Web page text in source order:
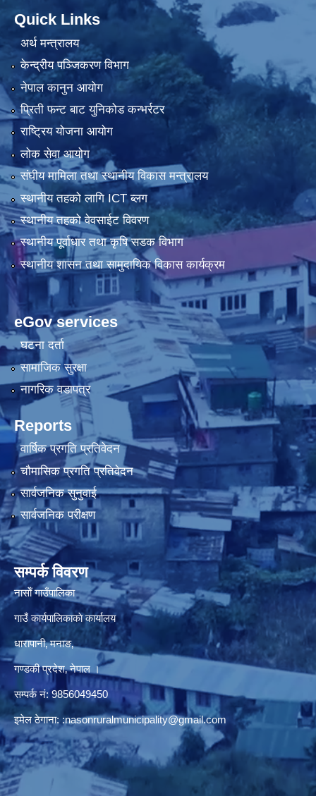
Quick Links
अर्थ मन्त्रालय
केन्द्रीय पञ्जिकरण विभाग
नेपाल कानुन आयोग
प्रिती फन्ट बाट युनिकोड कन्भर्रटर
राष्ट्रिय योजना आयोग
लोक सेवा आयोग
संघीय मामिला तथा स्थानीय विकास मन्त्रालय
स्थानीय तहको लागि ICT ब्लग
स्थानीय तहको वेवसाईट विवरण
स्थानीय पूर्वाधार तथा कृषि सडक विभाग
स्थानीय शासन तथा सामुदायिक विकास कार्यक्रम
eGov services
घटना दर्ता
सामाजिक सुरक्षा
नागरिक वडापत्र
Reports
वार्षिक प्रगति प्रतिवेदन
चौमासिक प्रगति प्रतिवेदन
सार्वजनिक सुनुवाई
सार्वजनिक परीक्षण
सम्पर्क विवरण
नासाेँ गाउँपालिका
गाउँ कार्यपालिकाकाे कार्यालय
धारापानी‚ मनाङ‚
गण्डकी प्रदेश‚ नेपाल ।
सम्पर्क न‌ं‍: 9856049450
इमेल ठेगाना: :nasonruralmunicipality@gmail.com